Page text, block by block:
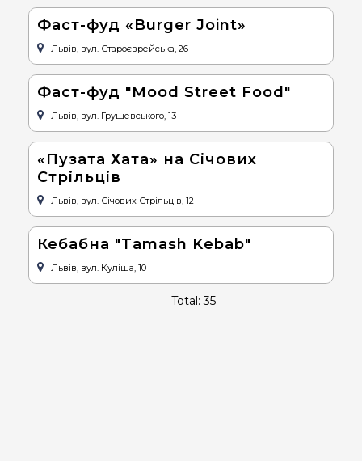
Фаст-фуд «Burger Joint»
Львів, вул. Староєврейська, 26
Фаст-фуд "Mood Street Food"
Львів, вул. Грушевського, 13
«Пузата Хата» на Січових
Стрільців
Львів, вул. Січових Стрільців, 12
Кебабна "Tamash Kebab"
Львів, вул. Куліша, 10
Total: 35